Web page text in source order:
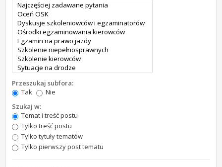
Przeszukaj subfora:
Tak
Nie
Szukaj w:
Temat i treść postu
Tylko treść postu
Tylko tytuły tematów
Tylko pierwszy post tematu